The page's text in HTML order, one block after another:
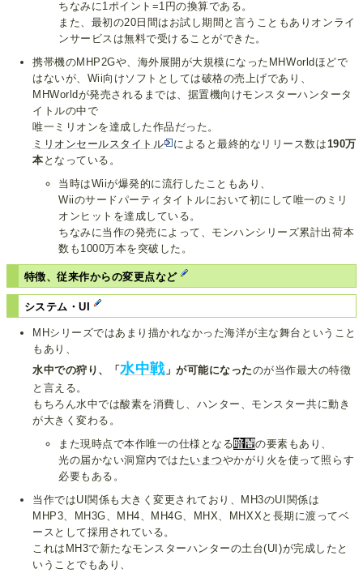
ちなみに1ポイント=1円の換算である。
また、最初の20日間はお試し期間と言うこともありオンライ
ンサービスは無料で受けることができた。
携帯機のMHP2Gや、海外展開が大規模になったMHWorldほどで
はないが、Wii向けソフトとしては破格の売上げであり、
MHWorldが発売されるまでは、据置機向けモンスターハンタータ
イトルの中で
唯一ミリオンを達成した作品だった。
ミリオンセールスタイトル
によると最終的なリリース数は 190万
本 となっている。
当時はWiiが爆発的に流行したこともあり、
Wiiのサードパーティタイトルにおいて初にして唯一のミリ
オンヒットを達成している。
ちなみに当作の発売によって、モンハンシリーズ累計出荷本
数も1000万本を突破した。
特徴、従来作からの変更点など
システム・UI
MHシリーズではあまり描かれなかった海洋が主な舞台ということ
もあり、
水中での狩り、「水中戦」が可能になったのが当作最大の特徴
と言える。
もちろん水中では酸素を消費し、ハンター、モンスター共に動き
が大きく変わる。
また現時点で本作唯一の仕様となる 暗闇の要素もあり、
光の届かない洞窟内では たいまつやかがり火を使って照らす
必要もある。
当作ではUI関係も大きく変更されており、MH3のUI関係は
MHP3、MH3G、MH4、MH4G、MHX、MHXXと長期に渡ってベ
ースとして採用されている。
これはMH3で新たなモンスターハンターの土台(UI)が完成したと
いうことでもあり、